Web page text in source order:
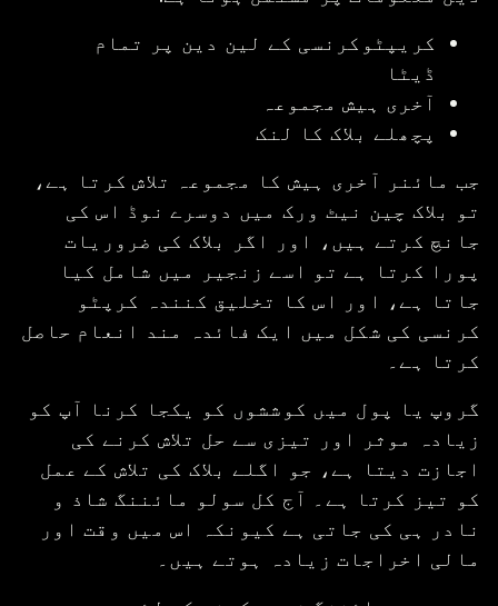
کریپٹوکرنسی کے لین دین پر تمام
ڈیٹا
آخری ہیش مجموعہ
پچھلے بلاک کا لنک
جب مائنر آخری ہیش کا مجموعہ تلاش کرتا ہے،
تو بلاک چین نیٹ ورک میں دوسرے نوڈ اس کی
جانچ کرتے ہیں، اور اگر بلاک کی ضروریات
پورا کرتا ہے تو اسے زنجیر میں شامل کیا
جاتا ہے، اور اس کا تخلیق کنندہ کرپٹو
کرنسی کی شکل میں ایک فائدہ مند انعام حاصل
کرتا ہے۔
گروپ یا پول میں کوششوں کو یکجا کرنا آپ کو
زیادہ موثر اور تیزی سے حل تلاش کرنے کی
اجازت دیتا ہے، جو اگلے بلاک کی تلاش کے عمل
کو تیز کرتا ہے۔ آج کل سولو مائننگ شاذ و
نادر ہی کی جاتی ہے کیونکہ اس میں وقت اور
مالی اخراجات زیادہ ہوتے ہیں۔